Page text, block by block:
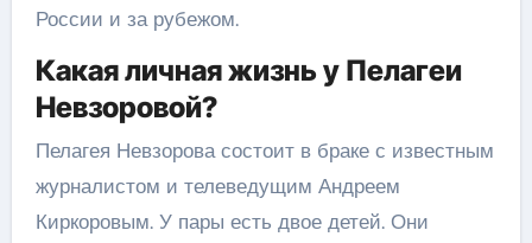
России и за рубежом.
Какая личная жизнь у Пелагеи
Невзоровой?
Пелагея Невзорова состоит в браке с известным
журналистом и телеведущим Андреем
Киркоровым. У пары есть двое детей. Они